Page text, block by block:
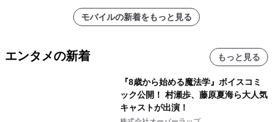
モバイルの新着をもっと見る
エンタメの新着 もっと見る
『8歳から始める魔法学』ボイスコミ
ック公開！ 村瀬歩、藤原夏海ら大人気
キャストが出演！